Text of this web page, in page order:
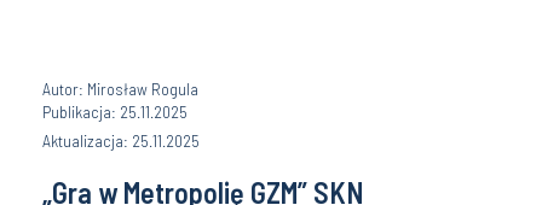
Autor: Mirosław Rogula
Publikacja: 25.11.2025
Aktualizacja: 25.11.2025
„Gra w Metropolię GZM” SKN